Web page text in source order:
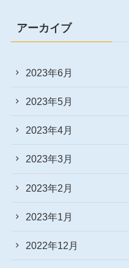
アーカイブ
2023年6月
2023年5月
2023年4月
2023年3月
2023年2月
2023年1月
2022年12月